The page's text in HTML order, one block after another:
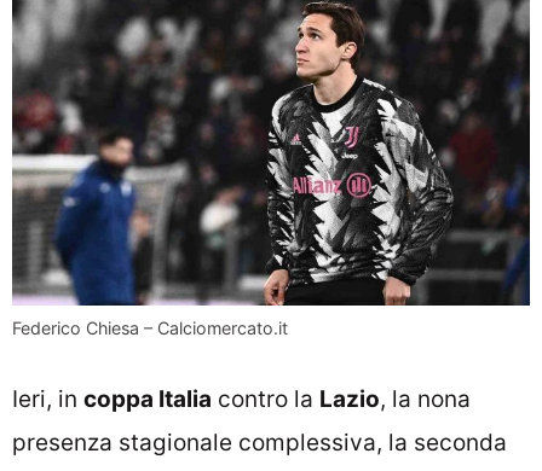
Federico Chiesa – Calciomercato.it
Ieri, in coppa Italia contro la Lazio, la nona
presenza stagionale complessiva, la seconda